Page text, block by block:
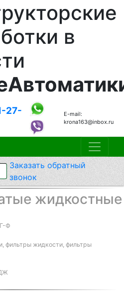
в
27-
E-mail:
krona163@inbox.ru
Заказатьобратный
звонок
жидкостные
Ф
фильтры жидкости, фильтры